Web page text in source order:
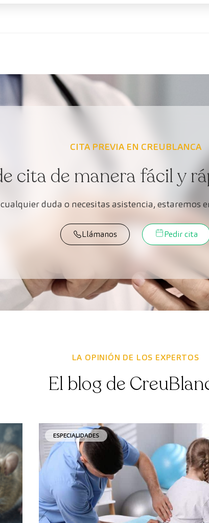
CITA PREVIA EN CREUBLANCA
cita de manera fácil y
duda o necesitas asistencia, estaremos
Llámanos Pedir cita
LA OPINIÓN DE LOS EXPERTOS
El blog de
ESPECIALIDADES